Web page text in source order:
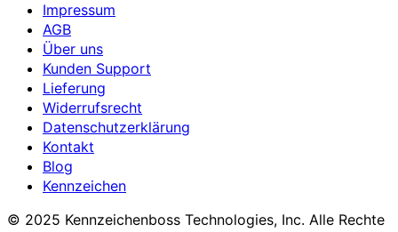
Impressum
AGB
Über uns
Kunden Support
Lieferung
Widerrufsrecht
Datenschutzerklärung
Kontakt
Blog
Kennzeichen
© 2025 Kennzeichenboss Technologies, Inc. Alle Rechte